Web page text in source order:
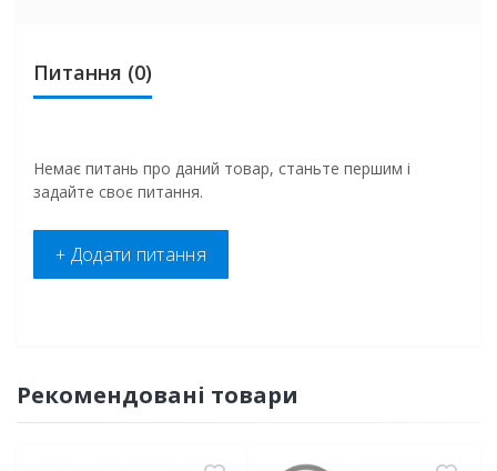
Питання (0)
Немає питань про даний товар, станьте першим і
задайте своє питання.
+ Додати питання
Рекомендовані товари